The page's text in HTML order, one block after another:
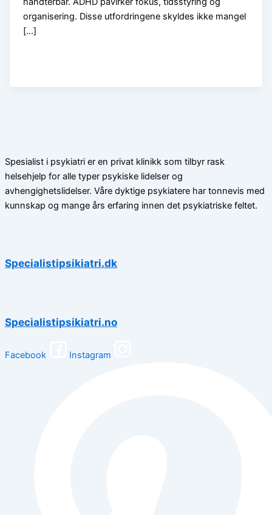
organisering. Disse utfordringene skyldes ikke mangel
[…]
Spesialist i psykiatri er en privat klinikk som tilbyr rask
helsehjelp for alle typer psykiske lidelser og
avhengighetslidelser. Våre dyktige psykiatere har tonnevis med
kunnskap og mange års erfaring innen det psykiatriske feltet.
Specialistipsikiatri.dk
Specialistipsikiatri.no
Facebook Instagram